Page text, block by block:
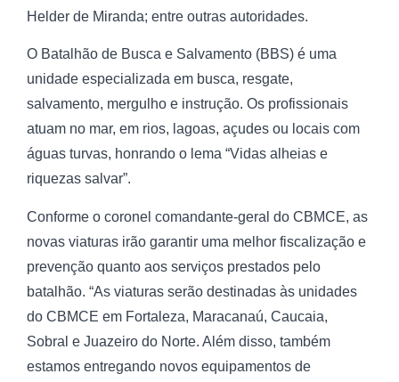
Helder de Miranda; entre outras autoridades.
O Batalhão de Busca e Salvamento (BBS) é uma
unidade especializada em busca, resgate,
salvamento, mergulho e instrução. Os profissionais
atuam no mar, em rios, lagoas, açudes ou locais com
águas turvas, honrando o lema “Vidas alheias e
riquezas salvar”.
Conforme o coronel comandante-geral do CBMCE, as
novas viaturas irão garantir uma melhor fiscalização e
prevenção quanto aos serviços prestados pelo
batalhão. “As viaturas serão destinadas às unidades
do CBMCE em Fortaleza, Maracanaú, Caucaia,
Sobral e Juazeiro do Norte. Além disso, também
estamos entregando novos equipamentos de